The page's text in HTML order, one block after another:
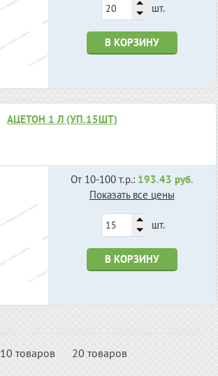
шт.
В КОРЗИНУ
АЦЕТОН 1 Л (УП.15ШТ)
От 10-100 т.р.: 193.43 руб.
Показать все цены
шт.
В КОРЗИНУ
10 товаров
20 товаров